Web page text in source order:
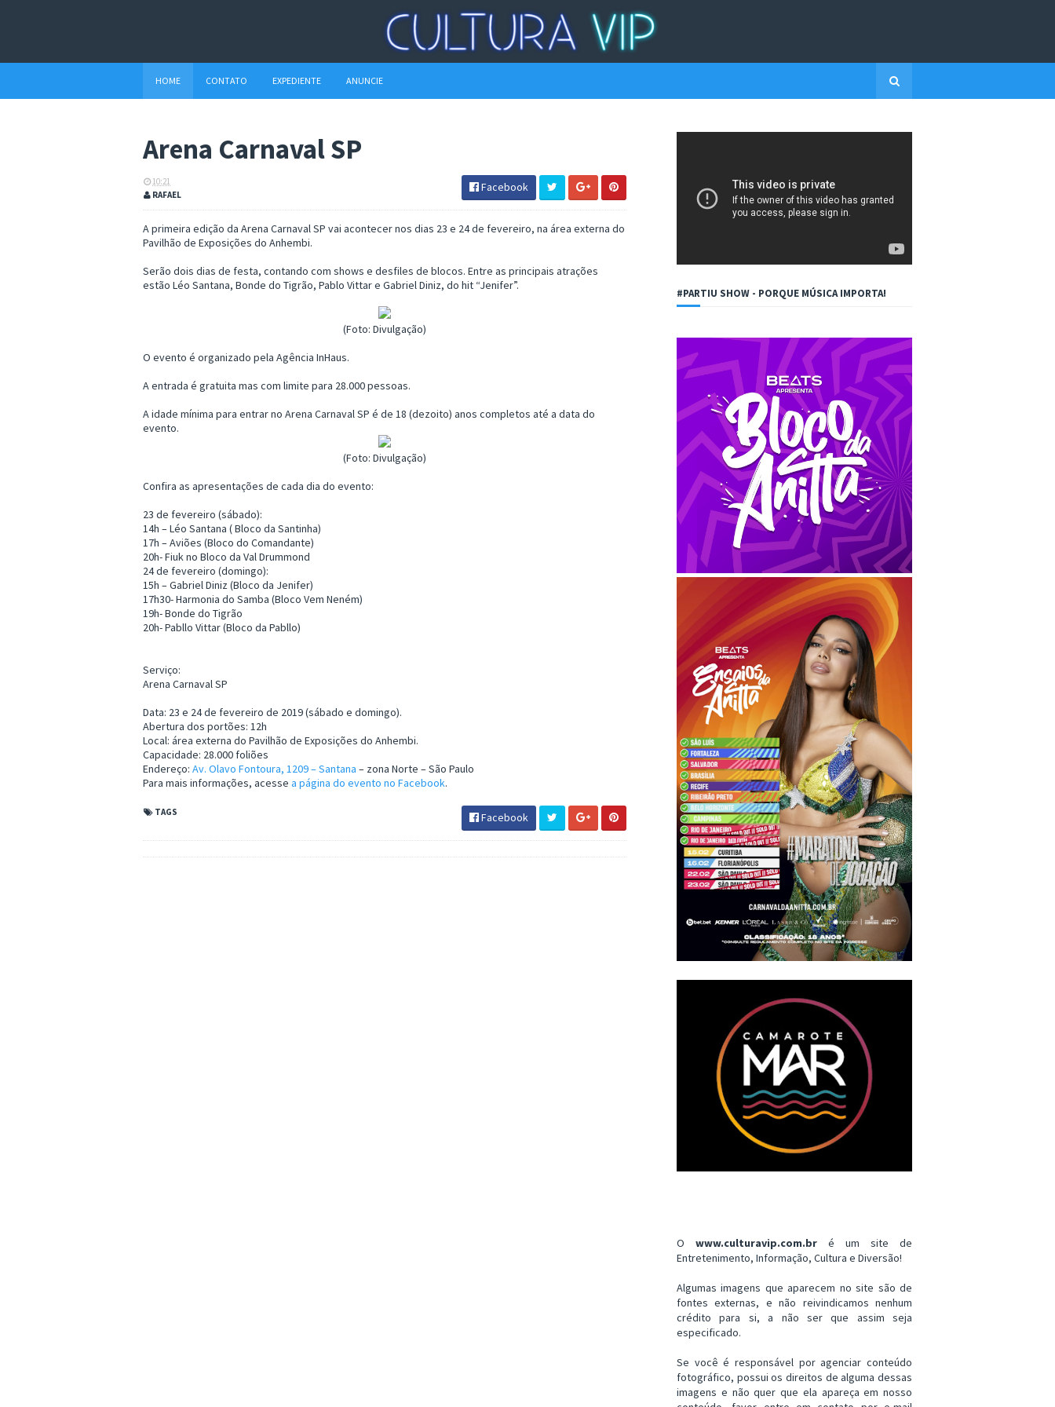
HOME CONTATO EXPEDIENTE ANUNCIE
Arena Carnaval SP
10:21
RAFAEL
Facebook
A primeira edição da Arena Carnaval SP vai acontecer nos dias 23 e 24 de fevereiro, na área externa do
Pavilhão de Exposições do Anhembi.
Serão dois dias de festa, contando com shows e desfiles de blocos. Entre as principais atrações
estão Léo Santana, Bonde do Tigrão, Pablo Vittar e Gabriel Diniz, do hit “Jenifer”.
(Foto: Divulgação)
O evento é organizado pela Agência InHaus.
A entrada é gratuita mas com limite para 28.000 pessoas.
A idade mínima para entrar no Arena Carnaval SP é de 18 (dezoito) anos completos até a data do
evento.
(Foto: Divulgação)
Confira as apresentações de cada dia do evento:
23 de fevereiro (sábado):
14h – Léo Santana ( Bloco da Santinha)
17h – Aviões (Bloco do Comandante)
20h- Fiuk no Bloco da Val Drummond
24 de fevereiro (domingo):
15h – Gabriel Diniz (Bloco da Jenifer)
17h30- Harmonia do Samba (Bloco Vem Neném)
19h- Bonde do Tigrão
20h- Pabllo Vittar (Bloco da Pabllo)
Serviço:
Arena Carnaval SP
Data: 23 e 24 de fevereiro de 2019 (sábado e domingo).
Abertura dos portões: 12h
Local: área externa do Pavilhão de Exposições do Anhembi.
Capacidade: 28.000 foliões
Endereço: Av. Olavo Fontoura, 1209 – Santana – zona Norte – São Paulo
Para mais informações, acesse a página do evento no Facebook.
TAGS Facebook
#PARTIU SHOW - PORQUE MÚSICA IMPORTA!
O www.culturavip.com.br é um site de
Entretenimento, Informação, Cultura e Diversão!
Algumas imagens que aparecem no site são de
fontes externas, e não reivindicamos nenhum
crédito para si, a não ser que assim seja
especificado.
Se você é responsável por agenciar conteúdo
fotográfico, possui os direitos de alguma dessas
imagens e não quer que ela apareça em nosso